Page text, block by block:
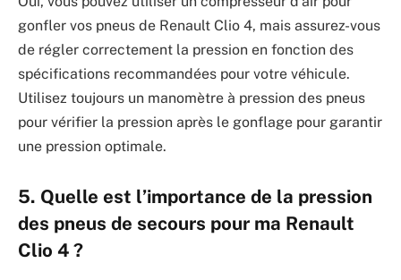
gonfler vos pneus de Renault Clio 4, mais assurez-vous
de régler correctement la pression en fonction des
spécifications recommandées pour votre véhicule.
Utilisez toujours un manomètre à pression des pneus
pour vérifier la pression après le gonflage pour garantir
une pression optimale.
5. Quelle est l’importance de la pression
des pneus de secours pour ma Renault
Clio 4 ?